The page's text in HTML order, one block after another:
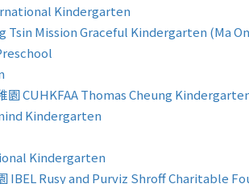
Kindergarten
Tsin Mission Graceful Kindergarten (Ma
園 CUHKFAA Thomas Cheung
Kindergarten
Kindergarten
IBEL Rusy and Purviz Shroff Charitable